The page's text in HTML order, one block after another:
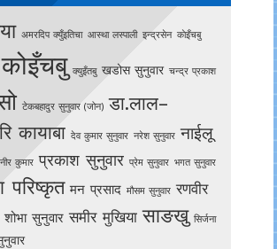
अमरदिप क्युँइतिचा आस्था लस्पाली इन्द्रसेन काेइँचबु
कोइँचबु क्युइँतबु खडोस सुनुवार चन्द्र प्रकाश
टेकबहादुर सुनुवार (जोन) डा.लाल–
कायाबा देव कुमार सुनुवार नरेश सुनुवार नाईलू
नीर कुमार प्रकाश सुनुवार प्रेम सुनुवार भगत सुनुवार
परिष्कृत मन प्रसाद मौसम सुनुवार रणवीर
शोभा सुनुवार समीर मुखिया साङखु सिर्जना